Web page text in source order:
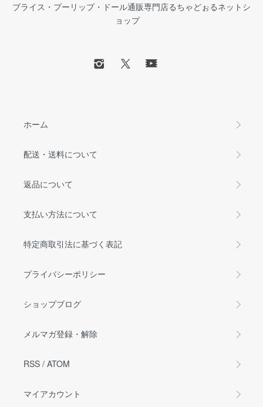
ブライス・プーリップ・ドール通販専門店るちゃどぉるネットシ
ョップ
ホーム
配送・送料について
返品について
支払い方法について
特定商取引法に基づく表記
プライバシーポリシー
ショップブログ
メルマガ登録・解除
RSS / ATOM
マイアカウント